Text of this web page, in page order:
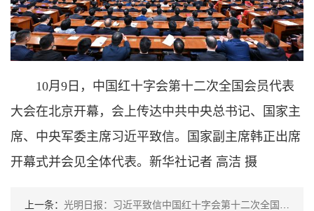
10月9日，中国红十字会第十二次全国会员代表
大会在北京开幕，会上传达中共中央总书记、国家主
席、中央军委主席习近平致信。国家副主席韩正出席
开幕式并会见全体代表。新华社记者 高洁 摄
上一条： 光明日报：习近平致信中国红十字会第十二次全国会员代表大会